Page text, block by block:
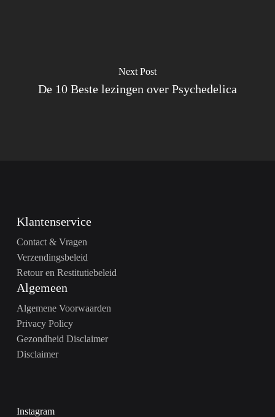
Next Post
De 10 Beste lezingen over Psychedelica
Klantenservice
Contact & Vragen
Verzendingsbeleid
Retour en Restitutiebeleid
Algemeen
Algemene Voorwaarden
Privacy Policy
Gezondheid Disclaimer
Disclaimer
Instagram